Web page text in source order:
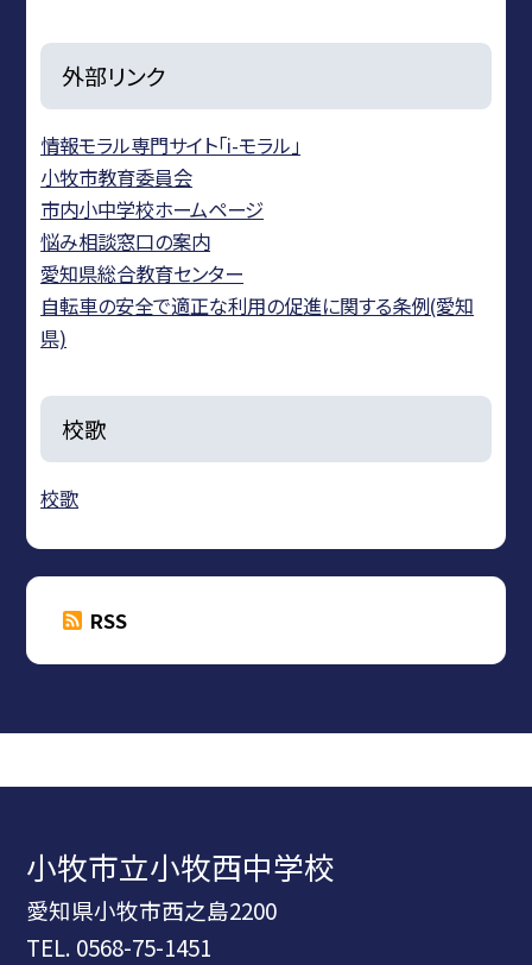
外部リンク
情報モラル専門サイト「i-モラル」
小牧市教育委員会
市内小中学校ホームページ
悩み相談窓口の案内
愛知県総合教育センター
自転車の安全で適正な利用の促進に関する条例(愛知
県)
校歌
校歌
RSS
小牧市立小牧西中学校
愛知県小牧市西之島2200
TEL. 0568-75-1451